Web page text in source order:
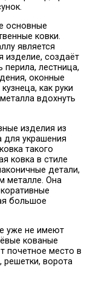
основные
ковки.
является
изделие, создаёт
лестница,
оконные
как руки
вдохнуть
изделия из
для украшения
такого
ковка в стиле
детали,
металле. Она
большое
уже не имеют
кованые
почетное место в
ворота